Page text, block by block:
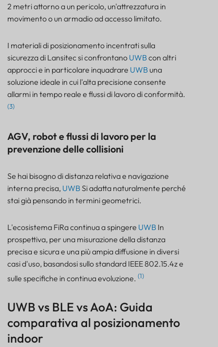
2 metri attorno a un pericolo, un'attrezzatura in
movimento o un armadio ad accesso limitato.
I materiali di posizionamento incentrati sulla
sicurezza di Lansitec si confrontano UWB con altri
approcci e in particolare inquadrare UWB una
soluzione ideale in cui l'alta precisione consente
allarmi in tempo reale e flussi di lavoro di conformità.
(3)
AGV, robot e flussi di lavoro per la
prevenzione delle collisioni
Se hai bisogno di distanza relativa e navigazione
interna precisa, UWB Si adatta naturalmente perché
stai già pensando in termini geometrici.
L'ecosistema FiRa continua a spingere UWB In
prospettiva, per una misurazione della distanza
precisa e sicura e una più ampia diffusione in diversi
casi d'uso, basandosi sullo standard IEEE 802.15.4z e
sulle specifiche in continua evoluzione. (1)
UWB vs BLE vs AoA: Guida
comparativa al posizionamento
indoor